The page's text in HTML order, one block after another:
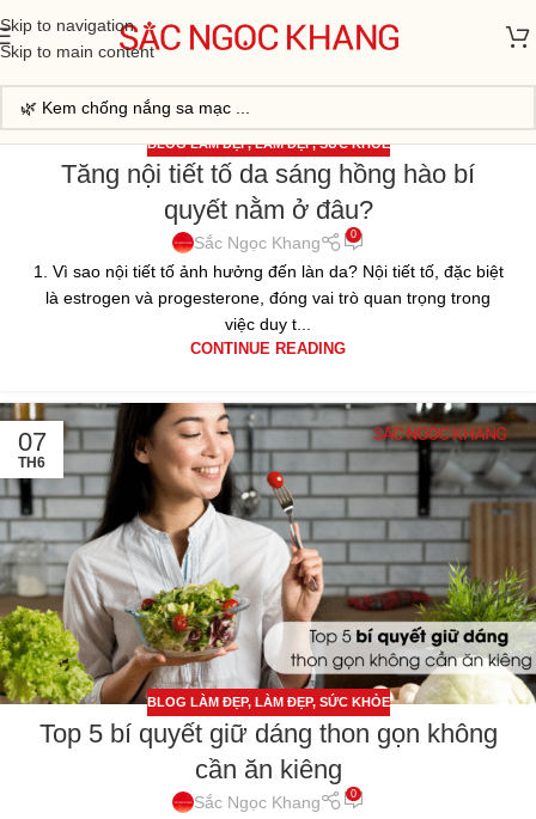
Skip to navigation
Skip to main content
BLOG LÀM ĐẸP,LÀM ĐẸP,SỨC KHỎE
Tăng nội tiết tố da sáng hồng hào bí
quyết nằm ở đâu?
Sắc Ngọc Khang 0
1. Vì sao nội tiết tố ảnh hưởng đến làn da? Nội tiết tố, đặc biệt
là estrogen và progesterone, đóng vai trò quan trọng trong
việc duy t...
CONTINUE READING
07
TH6
BLOG LÀM ĐẸP, LÀM ĐẸP, SỨC KHỎE
Top 5 bí quyết giữ dáng thon gọn không
cần ăn kiêng
Sắc Ngọc Khang 0